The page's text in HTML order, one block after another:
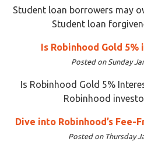
Student loan borrowers may
Student loan
Is Robinhood Gold
Posted on Sunday
Is Robinhood Gold 5%
Robinhood
Dive into Robinhood’s Fee-
Posted on Thursday